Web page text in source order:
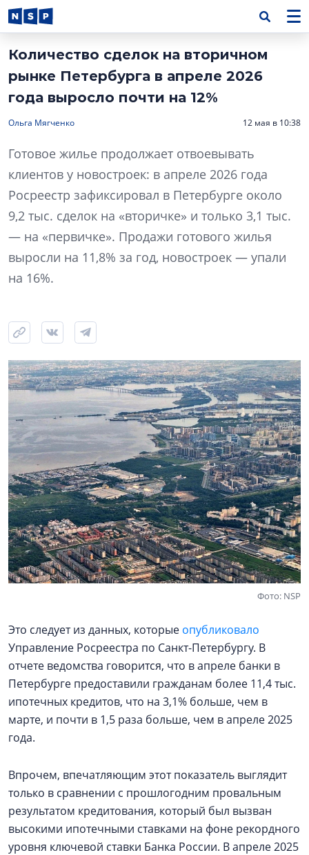
Количество сделок на вторичном
рынке Петербурга в апреле 2026
года выросло почти на 12%
Ольга Мягченко 12 мая в 10:38
Готовое жилье продолжает отвоевывать
клиентов у новостроек: в апреле 2026 года
Росреестр зафиксировал в Петербурге около
9,2 тыс. сделок на «вторичке» и только 3,1 тыс.
— на «первичке». Продажи готового жилья
выросли на 11,8% за год, новостроек — упали
на 16%.
Фото: NSP
Это следует из данных, которые опубликовало
Управление Росреестра по Санкт-Петербургу. В
отчете ведомства говорится, что в апреле банки в
Петербурге предоставили гражданам более 11,4 тыс.
ипотечных кредитов, что на 3,1% больше, чем в
марте, и почти в 1,5 раза больше, чем в апреле 2025
года.
Впрочем, впечатляющим этот показатель выглядит
только в сравнении с прошлогодним провальным
результатом кредитования, который был вызван
высокими ипотечными ставками на фоне рекордного
уровня ключевой ставки Банка России. В апреле 2025